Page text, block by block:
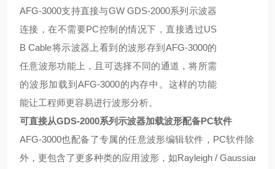
AFG-3000支持直接与GW GDS-2000系列示波器
连接，在不需要PC控制的情况下，直接透过US
B Cable将示波器上看到的波形存到AFG-3000的
任意波形功能上，且可选择不同的通道，将所需
的波形加载到AFG-3000的内存中。这样的功能
能让工程师更容易进行波形分析。
可直接从GDS-2000系列示波器加载波形配备PC软件
AFG-3000也配备了专属的任意波形编辑软件，PC软件除了
外，更包含了更多种类的应用波形，如Rayleigh / Gaussian /